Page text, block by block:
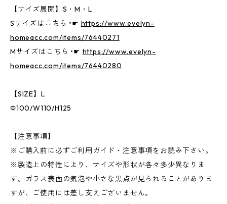
【サイズ展開】S・M・L
Sサイズはこちら •☛ https://www.evelyn-
homeacc.com/items/76440271
Mサイズはこちら •☛ https://www.evelyn-
homeacc.com/items/76440280
【SIZE】L
Φ100/W110/H125
【注意事項】
※ご購入前に必ずご利用ガイド・注意事項をお読み下さい。
※製造上の特性により、サイズや形状が各々多少異なりま
す。ガラス表面の気泡や小さな黒点が見られることがありま
すが、ご使用には差し支えございません。